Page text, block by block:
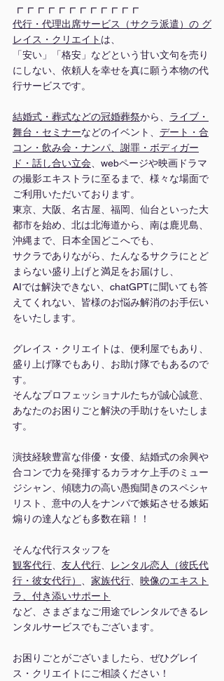
┏┏┏┏┏┏┏┏┏┏┏┏
代行・代理出席サービス（サクラ派遣）の グ
レイス・クリエイト は、
「安い」「格安」などという甘い文句を売り
にしない、依頼人を幸せを真に願う本物の代
行サービスです。
結婚式・葬式などの冠婚葬祭から、 ライブ・
舞台 ・ セミナーなどのイベント、 デート・合
コン・飲み会・ナンパ、謝罪・ボディガー
ド・話し合い立会、webページや映画ドラマ
の撮影エキストラに至るまで、様々な場面で
ご利用いただいております。
東京、大阪、名古屋、福岡、仙台といった大
都市を始め、北は北海道から、南は鹿児島、
沖縄まで、日本全国どこへでも、
サクラでありながら、たんなるサクラにとど
まらない盛り上げと満足をお届けし、
AIでは解決できない、chatGPTに聞いても答
えてくれない、皆様のお悩み解消のお手伝い
をいたします。
グレイス・クリエイトは、便利屋でもあり、
盛り上げ隊でもあり、お助け隊でもあるので
す。
そんなプロフェッショナルたちが誠心誠意、
あなたのお困りごと解決の手助けをいたしま
す。
演技経験豊富な俳優・女優、結婚式の余興や
合コンで力を発揮するカラオケ上手のミュー
ジシャン、傾聴力の高い愚痴聞きのスペシャ
リスト、意中の人をナンパで嫉妬させる嫉妬
煽りの達人なども多数在籍！！
そんな代行スタッフを
観客代行、 友人代行、
レンタル恋人（彼氏代
行・彼女代行） 、 家族代行、 映像のエキスト
ラ、付き添いサポート
など、さまざまなご用途でレンタルできるレ
ンタルサービスでもございます。
お困りごとがございましたら、ぜひグレイ
ス・クリエイトにご相談ください！